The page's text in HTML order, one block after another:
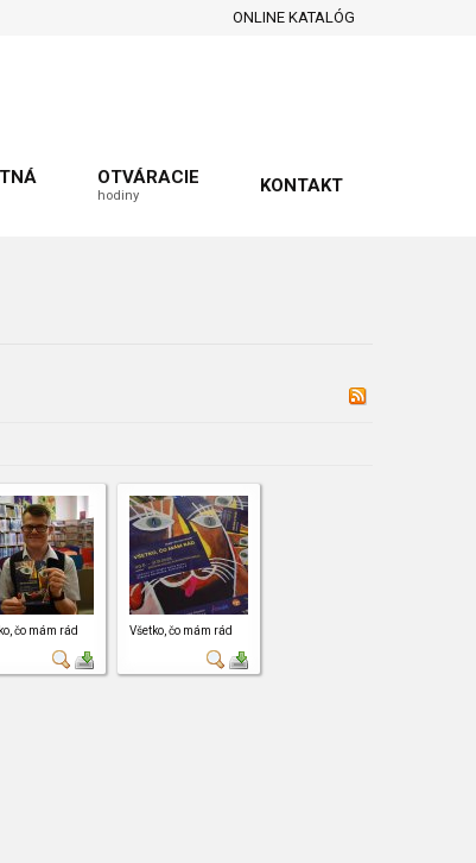
ONLINE KATALÓG
OTVÁRACIE
hodiny KONTAKT
čo mám rád Všetko, čo mám rád